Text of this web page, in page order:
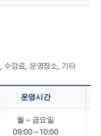
수강료, 운영장소, 기타
운영시간
월～금요일
09:00～10:00